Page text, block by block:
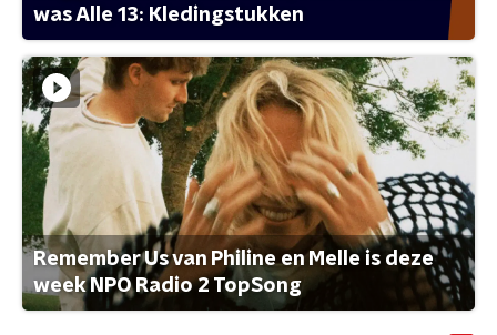
was Alle 13: Kledingstukken
Remember Us van Philine en Melle is deze
week NPO Radio 2 TopSong